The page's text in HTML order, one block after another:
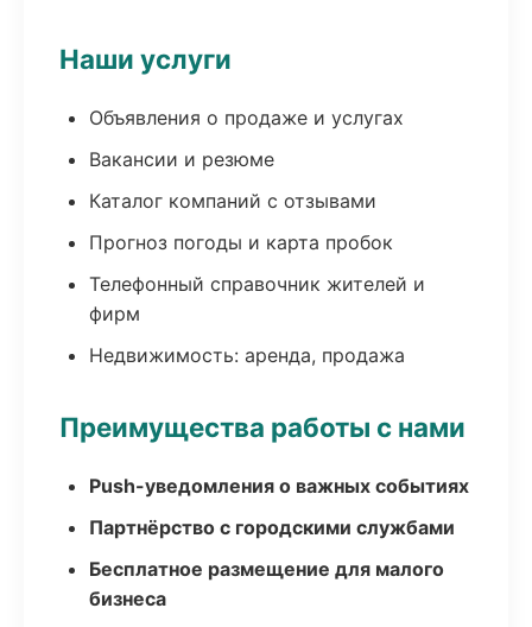
Наши услуги
Объявления о продаже и услугах
Вакансии и резюме
Каталог компаний с отзывами
Прогноз погоды и карта пробок
Телефонный справочник жителей и
фирм
Недвижимость: аренда, продажа
Преимущества работы с нами
Push-уведомления о важных событиях
Партнёрство с городскими службами
Бесплатное размещение для малого
бизнеса